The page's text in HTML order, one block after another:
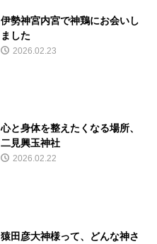
伊勢神宮内宮で神鶏にお会いし
ました
2026.02.23
心と身体を整えたくなる場所、
二見興玉神社
2026.02.22
猿田彦大神様って、どんな神さ